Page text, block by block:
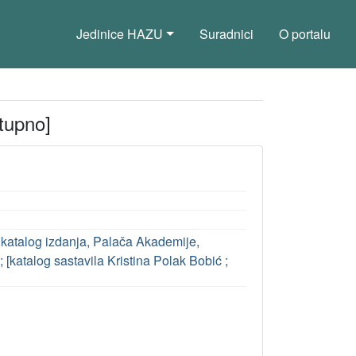
Jedinice HAZU Suradnici O portalu
izdanja, Palača Akademije,
sastavila Kristina Polak Bobić ;